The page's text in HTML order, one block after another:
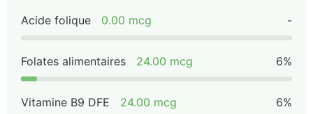
Acide folique 0.00 mcg -
Folates alimentaires 24.00 mcg 6%
Vitamine B9 DFE 24.00 mcg 6%